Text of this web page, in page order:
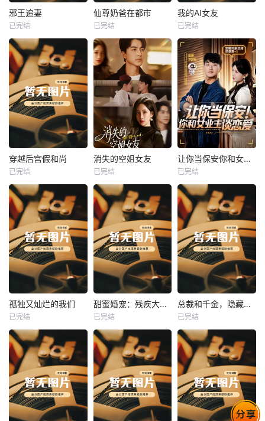
热播
邪王追妻
未知
邪王追妻
已完结
热播
未知
仙尊奶爸在都市
已完结
热播
我的AI女友
未知
我的AI女友
已完结
热播
未知
穿越后宫假和尚
已完结
热播
未知
消失的空姐女友
已完结
热播
未知
让你当保安你和女业主谈恋爱
已完结
热播
未知
孤独又灿烂的我们
已完结
热播
未知
甜蜜婚宠：残疾大佬夜夜撩
已完结
热播
未知
总裁和千金，隐藏身份闪婚了
已完结